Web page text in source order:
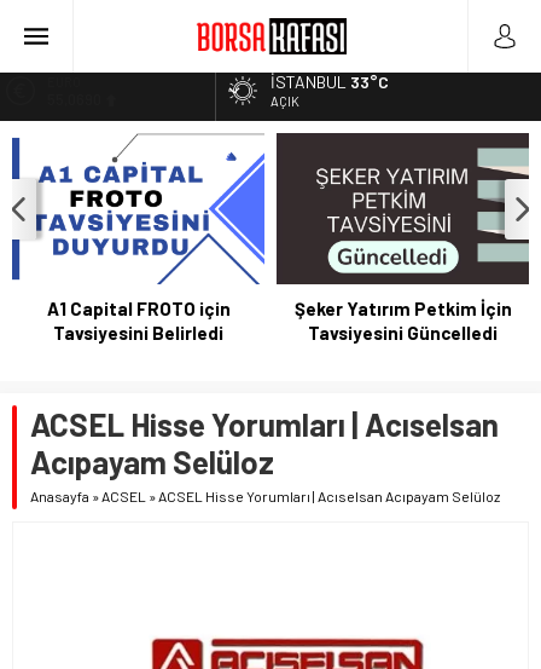
Kayseri Şeker Fabrika İnşaatının Temelini Atıyor
Bitcoin Halving Sonrası Kripto Para Piyasası
2027 Borsa Yatırımları: Akıllı Portföy Stratejileri
Borsa Bugün Ne Olur? 04/08/2023
BİST
13.788,73
İSTANBUL 33°C
AÇIK
A1 Capital FROTO için
Tavsiyesini Belirledi
Şeker Yatırım Petkim İçin
Tavsiyesini Güncelledi
ACSEL Hisse Yorumları | Acıselsan
Acıpayam Selüloz
Anasayfa »ACSEL »ACSEL Hisse Yorumları | Acıselsan Acıpayam Selüloz